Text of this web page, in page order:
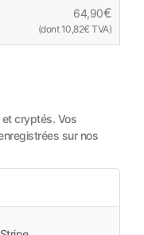
64,90€
(dont10,82€ TVA)
cryptés. Vos
sur nos